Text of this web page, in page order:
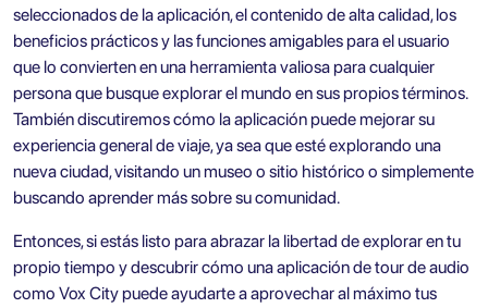
seleccionados de la aplicación, el contenido de alta calidad, los
beneficios prácticos y las funciones amigables para el usuario
que lo convierten en una herramienta valiosa para cualquier
persona que busque explorar el mundo en sus propios términos.
También discutiremos cómo la aplicación puede mejorar su
experiencia general de viaje, ya sea que esté explorando una
nueva ciudad, visitando un museo o sitio histórico o simplemente
buscando aprender más sobre su comunidad.
Entonces, si estás listo para abrazar la libertad de explorar en tu
propio tiempo y descubrir cómo una aplicación de tour de audio
como Vox City puede ayudarte a aprovechar al máximo tus